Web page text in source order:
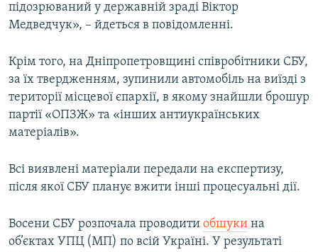
підозрюваний у державній зраді Віктор
Медведчук», – йдеться в повідомленні.
Крім того, на Дніпропетровщині співробітники СБУ,
за їх твердженням, зупинили автомобіль на виїзді з
території місцевої єпархії, в якому знайшли брошур
партії «ОПЗЖ» та «інших антиукраїнських
матеріалів».
Всі виявлені матеріали передали на експертизу,
після якої СБУ планує вжити інші процесуальні дії.
Восени СБУ розпочала проводити обшуки на
об’єктах УПЦ (МП) по всій Україні. У результаті